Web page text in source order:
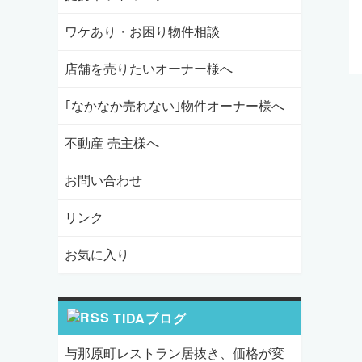
ワケあり・お困り物件相談
店舗を売りたいオーナー様へ
｢なかなか売れない｣物件オーナー様へ
不動産 売主様へ
お問い合わせ
リンク
お気に入り
TIDAブログ
与那原町レストラン居抜き、価格が変